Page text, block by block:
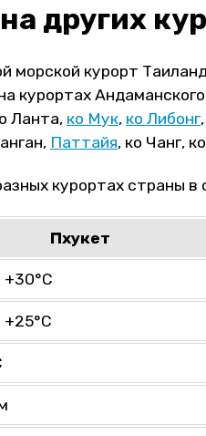
других
морской курорт
курортах
Ланта, ко Мук, ко Либонг,
Паттайя, ко Чанг,
курортах страны в
Пхукет
+30°C